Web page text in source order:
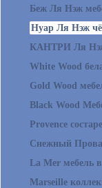
Беж Ля Нэж
Нуар Ля Нэж
КАНТРИ Ля
White Wood
Gold Wood
Black Wood
Provence
Снежный
La Mer мебель
Marseille